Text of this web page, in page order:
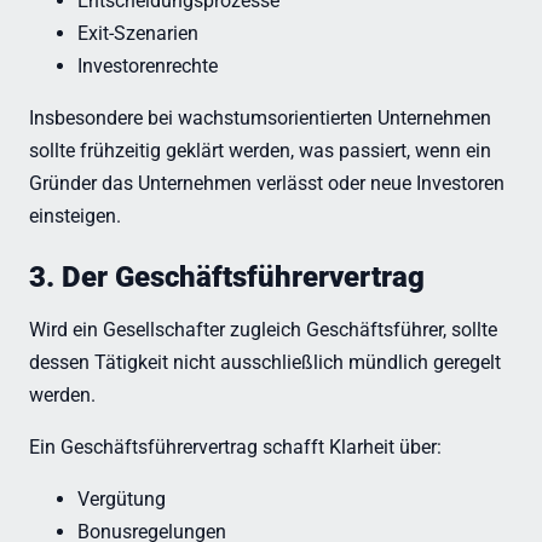
Exit-Szenarien
Investorenrechte
Insbesondere bei wachstumsorientierten Unternehmen
sollte frühzeitig geklärt werden, was passiert, wenn ein
Gründer das Unternehmen verlässt oder neue Investoren
einsteigen.
3. Der Geschäftsführervertrag
Wird ein Gesellschafter zugleich Geschäftsführer, sollte
dessen Tätigkeit nicht ausschließlich mündlich geregelt
werden.
Ein Geschäftsführervertrag schafft Klarheit über:
Vergütung
Bonusregelungen